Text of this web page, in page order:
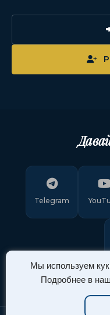
Мы используем
Подробнее в
Telegram